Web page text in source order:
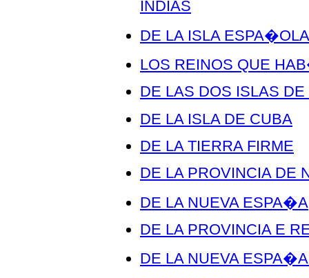
INDIAS
DE LA ISLA ESPA�OLA
LOS REINOS QUE
DE LAS DOS ISLAS
DE LA ISLA DE CUBA
DE LA TIERRA FIRME
DE LA PROVINCIA DE
DE LA NUEVA ESPA�A
DE LA PROVINCIA E
DE LA NUEVA